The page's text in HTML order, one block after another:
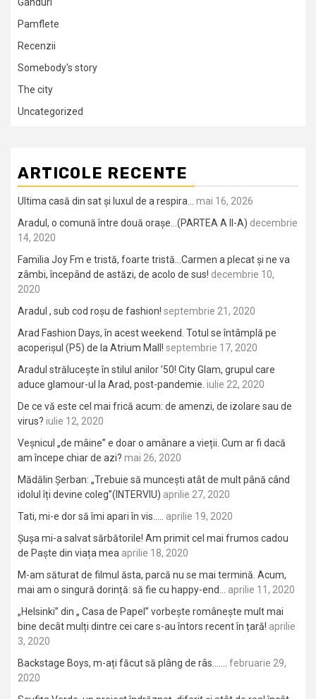
Pamflete
Recenzii
Somebody's story
The city
Uncategorized
ARTICOLE RECENTE
Ultima casă din sat și luxul de a respira…
mai 16, 2026
Aradul, o comună între două orașe…(PARTEA A II-A) decembrie
14, 2020
Familia Joy Fm e tristă, foarte tristă…Carmen a plecat și ne va
zâmbi, începând de astăzi, de acolo de sus! decembrie 10,
2020
Aradul , sub cod roșu de fashion! septembrie 21, 2020
Arad Fashion Days, în acest weekend. Totul se întâmplă pe
acoperișul (P5) de la Atrium Mall! septembrie 17, 2020
Aradul strălucește în stilul anilor ’50! City Glam, grupul care
aduce glamour-ul la Arad, post-pandemie. iulie 22, 2020
De ce vă este cel mai frică acum: de amenzi, de izolare sau de
virus? iulie 12, 2020
Veșnicul „de mâine” e doar o amânare a vieții. Cum ar fi dacă
am începe chiar de azi? mai 26, 2020
Mădălin Șerban: „Trebuie să muncești atât de mult până când
idolul îți devine coleg”(INTERVIU) aprilie 27, 2020
Tati, mi-e dor să îmi apari în vis…..
aprilie 19, 2020
Șușa mi-a salvat sărbătorile! Am primit cel mai frumos cadou
de Paște din viața mea aprilie 18, 2020
M-am săturat de filmul ăsta, parcă nu se mai termină. Acum,
mai am o singură dorință: să fie cu happy-end…
aprilie 11, 2020
„Helsinki” din „ Casa de Papel” vorbește românește mult mai
bine decât mulți dintre cei care s-au întors recent în țară! aprilie
3, 2020
Backstage Boys, m-ați făcut să plâng de râs…….
februarie 29,
2020